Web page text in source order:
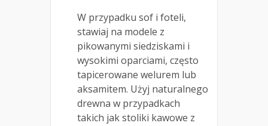
W przypadku sof i foteli,
stawiaj na modele z
pikowanymi siedziskami i
wysokimi oparciami, często
tapicerowane welurem lub
aksamitem. Użyj naturalnego
drewna w przypadkach
takich jak stoliki kawowe z